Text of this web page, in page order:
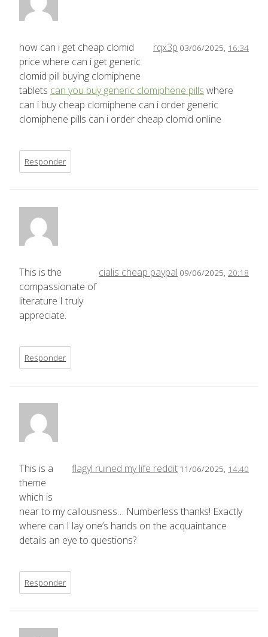
rqx3p 03/06/2025, 16:34
how can i get cheap clomid
price where can i get generic
clomid pill buying clomiphene
tablets can you buy generic clomiphene pills where
can i buy cheap clomiphene can i order generic
clomiphene pills can i order cheap clomid online
Responder
cialis cheap paypal 09/06/2025, 20:18
This is the
compassionate of
literature I truly
appreciate.
Responder
flagyl ruined my life reddit 11/06/2025, 14:40
This is a
theme
which is
near to my callousness… Numberless thanks! Exactly
where can I lay one’s hands on the acquaintance
details an eye to questions?
Responder